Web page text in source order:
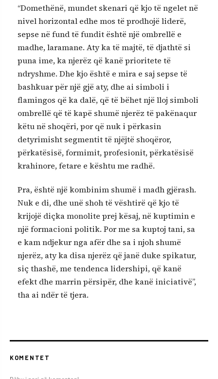
“Domethënë, mundet skenari që kjo të ngelet në
nivel horizontal edhe mos të prodhojë liderë,
sepse në fund të fundit është një ombrellë e
madhe, laramane. Aty ka të majtë, të djathtë si
puna ime, ka njerëz që kanë prioritete të
ndryshme. Dhe kjo është e mira e saj sepse të
bashkuar për një gjë aty, dhe ai simboli i
flamingos që ka dalë, që të bëhet një lloj simboli
ombrellë që të kapë shumë njerëz të pakënaqur
këtu në shoqëri, por që nuk i përkasin
detyrimisht segmentit të njëjtë shoqëror,
përkatësisë, formimit, profesionit, përkatësisë
krahinore, fetare e kështu me radhë.
Pra, është një kombinim shumë i madh gjërash.
Nuk e di, dhe unë shoh të vështirë që kjo të
krijojë diçka monolite prej kësaj, në kuptimin e
një formacioni politik. Por me sa kuptoj tani, sa
e kam ndjekur nga afër dhe sa i njoh shumë
njerëz, aty ka disa njerëz që janë duke spikatur,
siç thashë, me tendenca lidershipi, që kanë
efekt dhe marrin përsipër, dhe kanë iniciativë”,
tha ai ndër të tjera.
KOMENTET